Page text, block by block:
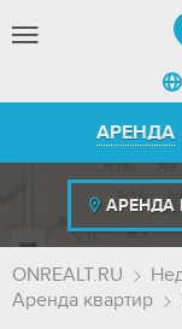
АРЕНДА
АРЕНДА
ONREALT.RU
Аренда квартир